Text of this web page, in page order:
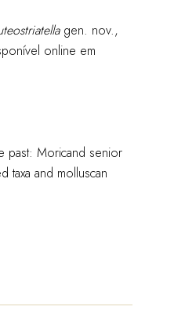
gen. nov.,
online em
past: Moricand senior
taxa and molluscan